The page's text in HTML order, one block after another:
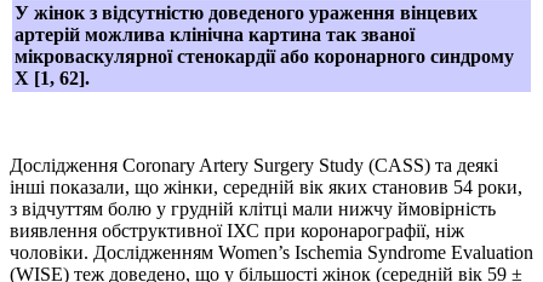
У жінок з відсутністю доведеного ураження вінцевих
артерій можлива клінічна картина так званої
мікроваскулярної стенокардії або коронарного синдрому
Х [1, 62].
Дослідження Coronary Artery Surgery Study (CASS) та деякі
інші показали, що жінки, середній вік яких становив 54 роки,
з відчуттям болю у грудній клітці мали нижчу ймовірність
виявлення обструктивної ІХС при коронарографії, ніж
чоловіки. Дослідженням Women’s Ischemiа Syndrome Evaluation
(WISE) теж доведено, що у більшості жінок (середній вік 59 ±